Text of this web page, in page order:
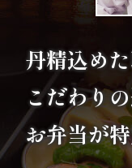
店
舗
案
丹精込め
こだわりの
お弁当が